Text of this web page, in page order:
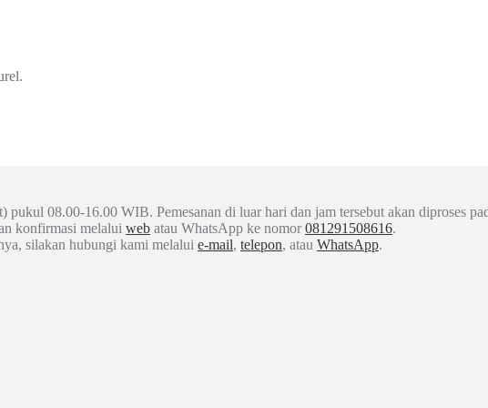
pukul 08.00-16.00 WIB. Pemesanan di luar hari dan jam tersebut akan diproses
konfirmasi melalui web atau WhatsApp ke nomor 081291508616.
silakan hubungi kami melalui e-mail, telepon, atau WhatsApp.